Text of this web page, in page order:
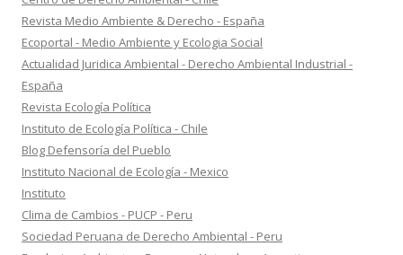
Revista Medio Ambiente & Derecho - España
Ecoportal - Medio Ambiente y Ecologia Social
Actualidad Juridica Ambiental - Derecho Ambiental Industrial -
España
Revista Ecología Política
Instituto de Ecología Política - Chile
Blog Defensoría del Pueblo
Instituto Nacional de Ecología - Mexico
Instituto
Clima de Cambios - PUCP - Peru
Sociedad Peruana de Derecho Ambiental - Peru